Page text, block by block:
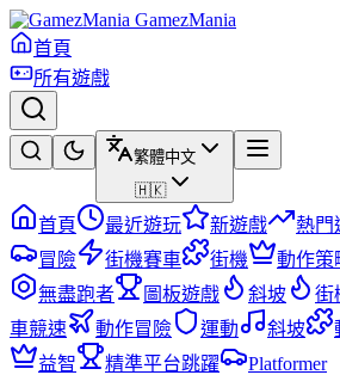
GamezMania
首頁
所有遊戲
繁體中文
🇭🇰
首頁 最近遊玩 新遊戲 熱門
冒險
街機賽車 街機 動作策
無盡跑者
圖板遊戲 斜坡 街
車競速
動作冒險 運動 斜坡
益智
精準平台跳躍
Platformer